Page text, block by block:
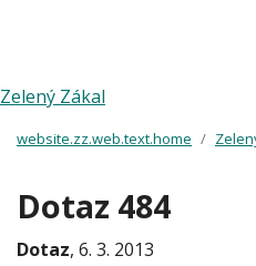
Zelený Zákal
website.zz.web.text.home
Dotaz 484
Dotaz, 6. 3. 2013